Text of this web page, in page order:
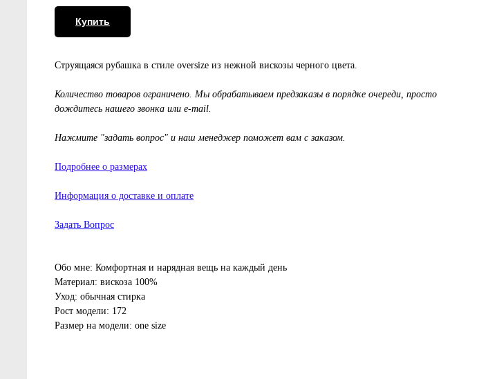
Купить
Струящаяся рубашка в стиле oversize из нежной вискозы черного цвета.
Количество товаров ограничено. Мы обрабатываем предзаказы в порядке очереди, просто
дождитесь нашего звонка или e-mail.
Нажмите "задать вопрос" и наш менеджер поможет вам с заказом.
Подробнее о размерах
Информация о доставке и оплате
Задать Вопрос
Обо мне: Комфортная и нарядная вещь на каждый день
Материал: вискоза 100%
Уход: обычная стирка
Рост модели: 172
Размер на модели: one size